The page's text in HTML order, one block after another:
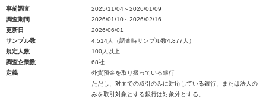
事前調査
2025/11/04～2026/01/09
調査期間
2026/01/10～2026/02/16
更新日
2026/06/01
サンプル数
4,514人（調査時サンプル数4,877人）
規定人数
100人以上
調査企業数
68社
定義
外貨預金を取り扱っている銀行
ただし、対面での取引のみに対応している銀行、または法人の
みを取引対象とする銀行は対象外とする。